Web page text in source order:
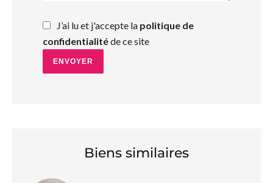
J’ai lu et j'accepte la politique de
confidentialitéde ce site
ENVOYER
Biens similaires